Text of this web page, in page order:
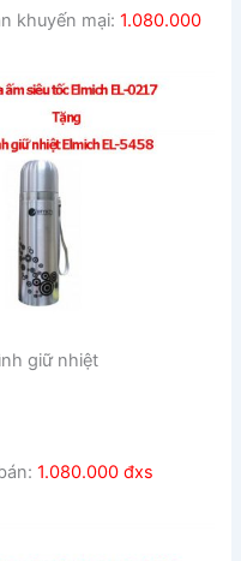
khuyến mại:1.080.000
giữ nhiệt
1.080.000 đxs